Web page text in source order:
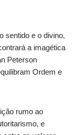
sentido e o divino,
a imagética
Peterson
Ordem e
rumo ao
e